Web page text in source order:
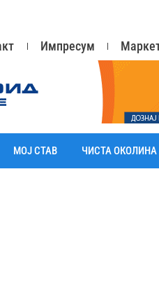
Импресум
МОЈ СТАВ ЧИСТА ОКОЛИНА